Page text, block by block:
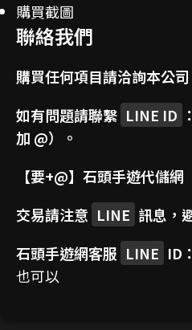
購買截圖
聯絡我們
購買任何項目請洽詢本公司
如有問題請聯繫 LINE ID ：
加 @）。
【要+@】 石頭手遊代儲網
交易請注意 LINE 訊息，
石頭手遊網客服 LINE ID：
也可以